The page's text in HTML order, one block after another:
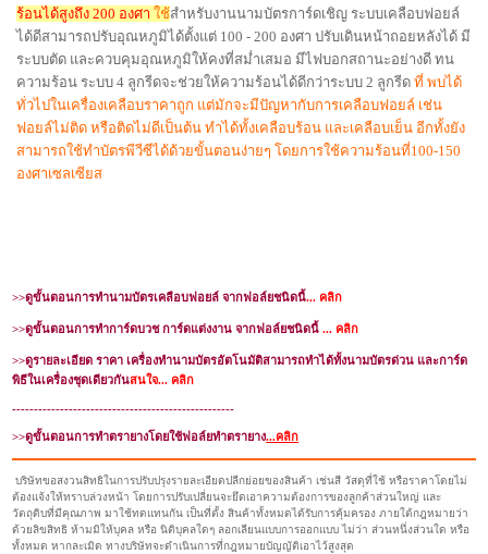
ร้อนได้สูงถึง 200 องศา ใช้สำหรับงานนามบัตรการ์ดเชิญ ระบบเคลือบฟอยล์
ได้ดีสามารถปรับอุณหภูมิได้ตั้งแต่ 100 - 200 องศา ปรับเดินหน้าถอยหลังได้ มี
ระบบตัด และควบคุมอุณหภูมิให้คงที่สม่ำเสมอ มีไฟบอกสถานะอย่างดี ทน
ความร้อน ระบบ 4 ลูกรีดจะช่วยให้ความร้อนได้ดีกว่าระบบ 2 ลูกรีด ที่ พบได้
ทั่วไปในเครื่องเคลือบราคาถูก แต่มักจะมีปัญหากับการเคลือบฟอยล์ เช่น
ฟอยล์ไม่ติด หรือติดไม่ดีเป็นต้น ทำได้ทั้งเคลือบร้อน และเคลือบเย็น อีกทั้งยัง
สามารถใช้ทำบัตรพีวีซีได้ด้วยขั้นตอนง่ายๆ โดยการใช้ความร้อนที่100-150
องศาเซลเซียส
>>ดูขั้นตอนการทำนามบัตรเคลือบฟอยล์ จากฟอล์ยชนิดนี้... คลิก
>>ดูขั้นตอนการทำการ์ดบวช การ์ดแต่งงาน จากฟอล์ยชนิดนี้... คลิก
>>ดูรายละเอียด ราคา เครื่องทำนามบัตรอัตโนมัติสามารถทำได้ทั้งนามบัตรด่วน และการ์ด
พิธีในเครื่องชุดเดียวกันสนใจ... คลิก
---------------------------------------------------
>>ดูขั้นตอนการทำตรายางโดยใช้ฟอล์ยทำตรายาง...คลิก
บริษัทขอสงวนสิทธิในการปรับปรุงรายละเอียดปลีกย่อยของสินค้า เช่นสี วัสดุที่ใช้ หรือราคาโดยไม่
ต้องแจ้งให้ทราบล่วงหน้า โดยการปรับเปลี่ยนจะยึดเอาความต้องการของลูกค้าส่วนใหญ่ และ
วัตถุดิบที่มีคุณภาพ มาใช้ทดแทนกัน เป็นที่ตั้ง สินค้าทั้งหมดได้รับการคุ้มครอง ภายใต้กฎหมายว่า
ด้วยลิขสิทธิ ห้ามมิให้บุคล หรือ นิติบุคลใดๆ ลอกเลียนแบบการออกแบบ ไม่ว่า ส่วนหนึ่งส่วนใด หรือ
ทั้งหมด หากละเมิด ทางบริษัทจะดำเนินการที่กฎหมายบัญญัติเอาไว้สูงสุด